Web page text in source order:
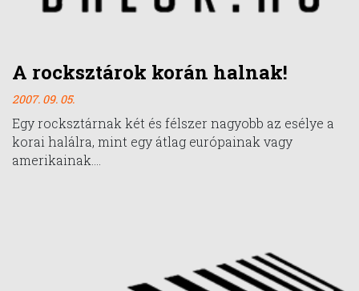
A rocksztárok korán halnak!
2007. 09. 05.
Egy rocksztárnak két és félszer nagyobb az esélye a
korai halálra, mint egy átlag európainak vagy
amerikainak....